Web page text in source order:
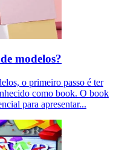
modelos?
o primeiro passo é ter
como book. O book
para apresentar...